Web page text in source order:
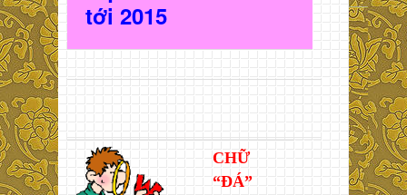
tới 2015
CHỮ
“ĐÁ”